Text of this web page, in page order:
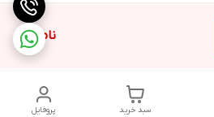
ناموجود
پروفایل سبد خرید